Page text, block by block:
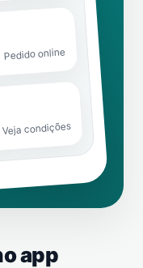
Pedido online
Veja condições
app